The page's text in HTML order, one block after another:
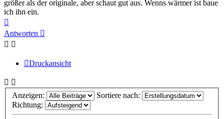
größer als der originale, aber schaut gut aus. Wenns wärmer ist baue
ich ihn ein.
oben
Antworten
Druckansicht
Anzeigen:
Sortiere nach:
Richtung: